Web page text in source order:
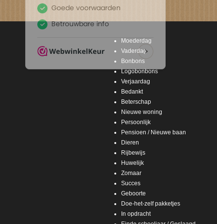
Moederdag
Vaderdag
Bonbons
Logobonbons
Verjaardag
Bedankt
Beterschap
Nieuwe woning
Persoonlijk
Pensioen / Nieuwe baan
Dieren
Rijbewijs
Huwelijk
Zomaar
Succes
Geboorte
Doe-het-zelf pakketjes
In opdracht